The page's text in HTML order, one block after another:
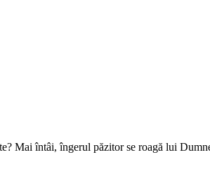
Mai întâi, îngerul păzitor se roagă lui